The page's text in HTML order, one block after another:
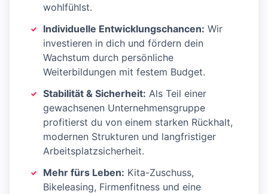
wohlfühlst.
Individuelle Entwicklungschancen: Wir
investieren in dich und fördern dein
Wachstum durch persönliche
Weiterbildungen mit festem Budget.
Stabilität & Sicherheit: Als Teil einer
gewachsenen Unternehmensgruppe
profitierst du von einem starken Rückhalt,
modernen Strukturen und langfristiger
Arbeitsplatzsicherheit.
Mehr fürs Leben: Kita-Zuschuss,
Bikeleasing, Firmenfitness und eine